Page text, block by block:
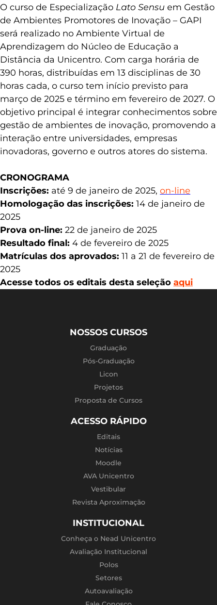
O curso de Especialização Lato Sensu em Gestão
de Ambientes Promotores de Inovação – GAPI
será realizado no Ambiente Virtual de
Aprendizagem do Núcleo de Educação a
Distância da Unicentro. Com carga horária de
390 horas, distribuídas em 13 disciplinas de 30
horas cada, o curso tem início previsto para
março de 2025 e término em fevereiro de 2027. O
objetivo principal é integrar conhecimentos sobre
gestão de ambientes de inovação, promovendo a
interação entre universidades, empresas
inovadoras, governo e outros atores do sistema.
CRONOGRAMA
Inscrições: até 9 de janeiro de 2025, on-line
Homologação das inscrições: 14 de janeiro de
2025
Prova on-line: 22 de janeiro de 2025
Resultado final: 4 de fevereiro de 2025
Matrículas dos aprovados: 11 a 21 de fevereiro de
2025
Acesse todos os editais desta seleção aqui
NOSSOS CURSOS
Graduação
Pós-Graduação
Licon
Projetos
Proposta de Cursos
ACESSO RÁPIDO
Editais
Notícias
Moodle
AVA Unicentro
Vestibular
Revista Aproximação
INSTITUCIONAL
Conheça o Nead Unicentro
Avaliação Institucional
Polos
Setores
Autoavaliação